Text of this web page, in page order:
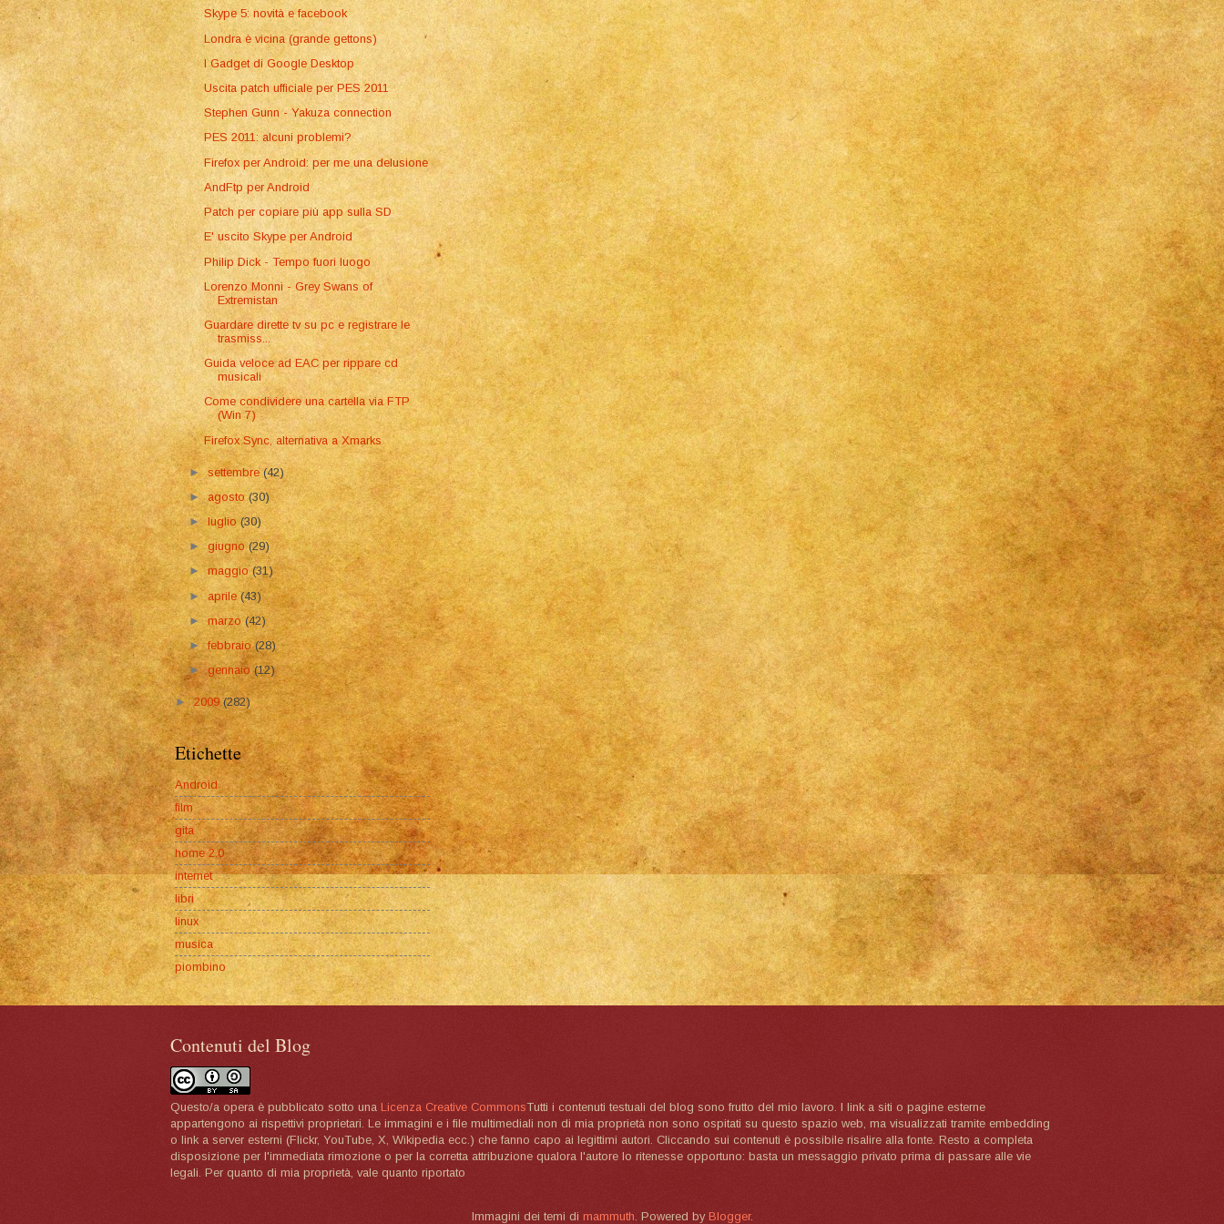
Skype 5: novità e facebook
Londra è vicina (grande gettons)
I Gadget di Google Desktop
Uscita patch ufficiale per PES 2011
Stephen Gunn - Yakuza connection
PES 2011: alcuni problemi?
Firefox per Android: per me una delusione
AndFtp per Android
Patch per copiare più app sulla SD
E' uscito Skype per Android
Philip Dick - Tempo fuori luogo
Lorenzo Monni - Grey Swans of
Extremistan
Guardare dirette tv su pc e registrare le
trasmiss...
Guida veloce ad EAC per rippare cd
musicali
Come condividere una cartella via FTP
(Win 7)
Firefox Sync, alternativa a Xmarks
►settembre(42)
►agosto(30)
►luglio(30)
►giugno(29)
►maggio(31)
►aprile(43)
►marzo(42)
►febbraio(28)
►gennaio(12)
►2009(282)
Etichette
Android
film
gita
home 2.0
internet
libri
linux
musica
piombino
Contenuti del Blog
Questo/a opera è pubblicato sotto una Licenza Creative CommonsTutti i contenuti testuali del blog sono frutto del mio lavoro. I link a siti o pagine esterne
appartengono ai rispettivi proprietari. Le immagini e i file multimediali non di mia proprietà non sono ospitati su questo spazio web, ma visualizzati tramite embedding
o link a server esterni (Flickr, YouTube, X, Wikipedia ecc.) che fanno capo ai legittimi autori. Cliccando sui contenuti è possibile risalire alla fonte. Resto a completa
disposizione per l'immediata rimozione o per la corretta attribuzione qualora l'autore lo ritenesse opportuno: basta un messaggio privato prima di passare alle vie
legali. Per quanto di mia proprietà, vale quanto riportato
Immagini dei temi di mammuth . Powered by Blogger.